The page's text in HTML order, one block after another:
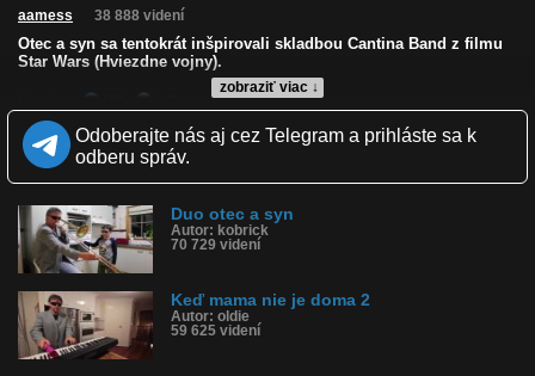
zobraziť viac ↓
aamess 38 888 videní
Otec a syn sa tentokrát inšpirovali skladbou Cantina Band z filmu
Star Wars (Hviezdne vojny).
Zverejnené: 9.9.2015 12:48
Páči sa: 83% (144 hlasov)
Obľúbené: 34
Komentárov: 39
Kategória: hudba
Tagy: keď mama nie je doma, otec a syn, duo, trúbka, trúba, leia
História sledovanosti videa:
Odoberajte nás aj cez Telegram a prihláste sa k
odberu správ.
Duo otec a syn
Autor: kobrick
70 729 videní
Keď mama nie je doma 2
Autor: oldie
59 625 videní